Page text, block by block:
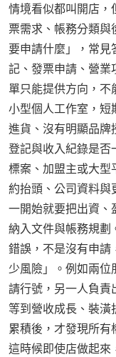
情境看似都叫開店，
票需求、帳務分類與
要申請什麼」，常見
記、發票申請、營業
單只能提供方向，
小型個人工作室，短
進貨、沒有明顯品牌
登記與收入紀錄是否
標案、加盟主或大型
約抬頭、公司資料與
一開始就要把出資、
納入文件與帳務規劃
錯誤，不是沒有申請
少風險」。例如兩
請行號，另一人負責
等到營收成長、裝潢
累積後，才發現所有
這時候即使店做起來